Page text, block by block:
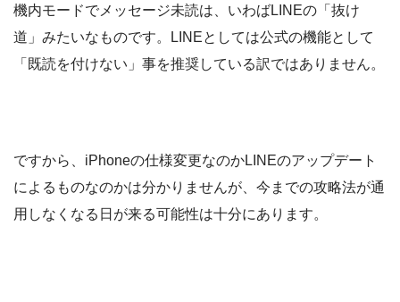
機内モードでメッセージ未読は、いわばLINEの「抜け
道」みたいなものです。LINEとしては公式の機能として
「既読を付けない」事を推奨している訳ではありません。
ですから、iPhoneの仕様変更なのかLINEのアップデート
によるものなのかは分かりませんが、今までの攻略法が通
用しなくなる日が来る可能性は十分にあります。